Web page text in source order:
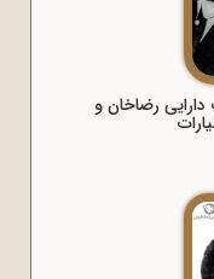
رضاخان و